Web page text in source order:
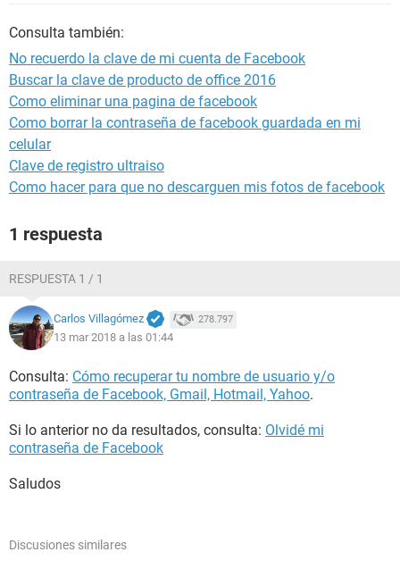
Consulta también:
No recuerdo la clave de mi cuenta de Facebook
Buscar la clave de producto de office 2016
Como eliminar una pagina de facebook
Como borrar la contraseña de facebook guardada en mi
celular
Clave de registro ultraiso
Como hacer para que no descarguen mis fotos de facebook
1 respuesta
RESPUESTA 1 / 1
Carlos Villagómez 278.797
13 mar 2018 a las 01:44
Consulta: Cómo recuperar tu nombre de usuario y/o
contraseña de Facebook, Gmail, Hotmail, Yahoo.
Si lo anterior no da resultados, consulta: Olvidé mi
contraseña de Facebook
Saludos
Discusiones similares